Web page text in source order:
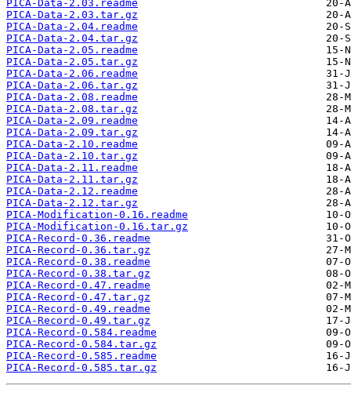
PICA-Data-2.03.readme
PICA-Data-2.03.tar.gz
PICA-Data-2.04.readme
PICA-Data-2.04.tar.gz
PICA-Data-2.05.readme
PICA-Data-2.05.tar.gz
PICA-Data-2.06.readme
PICA-Data-2.06.tar.gz
PICA-Data-2.08.readme
PICA-Data-2.08.tar.gz
PICA-Data-2.09.readme
PICA-Data-2.09.tar.gz
PICA-Data-2.10.readme
PICA-Data-2.10.tar.gz
PICA-Data-2.11.readme
PICA-Data-2.11.tar.gz
PICA-Data-2.12.readme
PICA-Data-2.12.tar.gz
PICA-Modification-0.16.readme
PICA-Modification-0.16.tar.gz
PICA-Record-0.36.readme
PICA-Record-0.36.tar.gz
PICA-Record-0.38.readme
PICA-Record-0.38.tar.gz
PICA-Record-0.47.readme
PICA-Record-0.47.tar.gz
PICA-Record-0.49.readme
PICA-Record-0.49.tar.gz
PICA-Record-0.584.readme
PICA-Record-0.584.tar.gz
PICA-Record-0.585.readme
PICA-Record-0.585.tar.gz